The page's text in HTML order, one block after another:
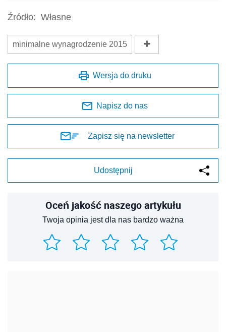
Źródło: Własne
minimalne wynagrodzenie 2015
Wersja do druku
Napisz do nas
Zapisz się na newsletter
Udostępnij
Oceń jakość naszego artykułu
Twoja opinia jest dla nas bardzo ważna